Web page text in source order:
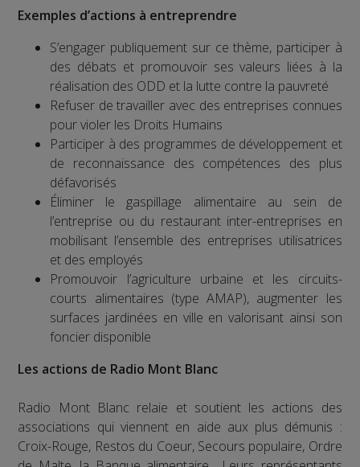
Exemples d’actions à entreprendre
S’engager publiquement sur ce thème, participer à
des débats et promouvoir ses valeurs liées à la
réalisation des ODD et la lutte contre la pauvreté
Refuser de travailler avec des entreprises connues
pour violer les Droits Humains
Participer à des programmes de développement et
de reconnaissance des compétences des plus
défavorisés
Éliminer le gaspillage alimentaire au sein de
l’entreprise ou du restaurant inter-entreprises en
mobilisant l’ensemble des entreprises utilisatrices
et des employés
Promouvoir l’agriculture urbaine et les circuits-
courts alimentaires (type AMAP), augmenter les
surfaces jardinées en ville en valorisant ainsi son
foncier disponible
Les actions de Radio Mont Blanc
Radio Mont Blanc relaie et soutient les actions des
associations qui viennent en aide aux plus démunis :
Croix-Rouge, Restos du Coeur, Secours populaire, Ordre